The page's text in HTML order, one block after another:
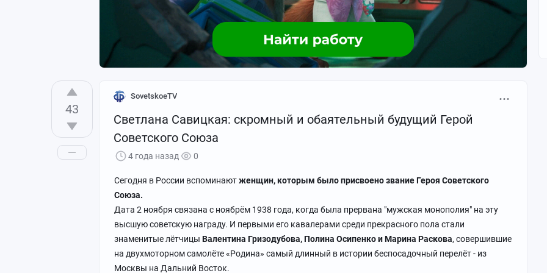
Три полка, которые изменили войну
Легендарный штурман
43
SovetskoeTV
Светлана Савицкая: скромный и обаятельный будущий Герой
Советского Союза
4 года назад 0
Сегодня в России вспоминаютженщин, которым было присвоено звание Героя Советского
Союза.
Дата 2 ноября связана с ноябрём 1938 года, когда была прервана "мужская монополия" на эту
высшую советскую награду. И первыми его кавалерами среди прекрасного пола стали
знаменитые лётчицы Валентина Гризодубова, Полина Осипенко и Марина Раскова, совершившие
на двухмоторном самолёте «Родина» самый длинный в истории беспосадочный перелёт - из
Москвы на Дальний Восток.